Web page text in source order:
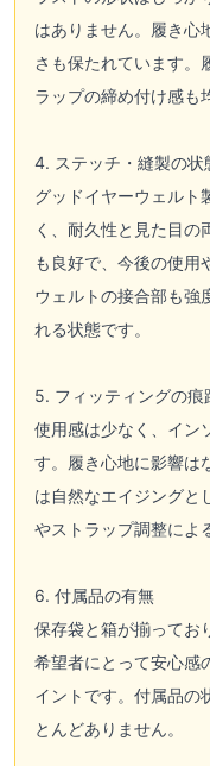
はありません。履き心
さも保たれています。
ラップの締め付け感も
4. ステッチ・縫製の状
グッドイヤーウェルト
く、耐久性と見た目の
も良好で、今後の使用
ウェルトの接合部も強
れる状態です。
5. フィッティングの痕
使用感は少なく、イン
す。履き心地に影響は
は自然なエイジングと
やストラップ調整によ
6. 付属品の有無
保存袋と箱が揃ってお
希望者にとって安心感
イントです。付属品の
とんどありません。